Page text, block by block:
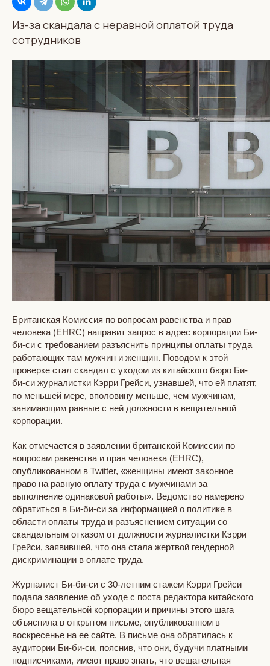
Из-за скандала с неравной оплатой труда
сотрудников
Британская Комиссия по вопросам равенства и прав
человека (EHRC) направит запрос в адрес корпорации Би-
би-си с требованием разъяснить принципы оплаты труда
работающих там мужчин и женщин. Поводом к этой
проверке стал скандал с уходом из китайского бюро Би-
би-си журналистки Кэрри Грейси, узнавшей, что ей платят,
по меньшей мере, вполовину меньше, чем мужчинам,
занимающим равные с ней должности в вещательной
корпорации.
Как отмечается в заявлении британской Комиссии по
вопросам равенства и прав человека (EHRC),
опубликованном в Twitter, «женщины имеют законное
право на равную оплату труда с мужчинами за
выполнение одинаковой работы». Ведомство намерено
обратиться в Би-би-си за информацией о политике в
области оплаты труда и разъяснением ситуации со
скандальным отказом от должности журналистки Кэрри
Грейси, заявившей, что она стала жертвой гендерной
дискриминации в оплате труда.
Журналист Би-би-си с 30-летним стажем Кэрри Грейси
подала заявление об уходе с поста редактора китайского
бюро вещательной корпорации и причины этого шага
объяснила в открытом письме, опубликованном в
воскресенье на ее сайте. В письме она обратилась к
аудитории Би-би-си, пояснив, что они, будучи платными
подписчиками, имеют право знать, что вещательная